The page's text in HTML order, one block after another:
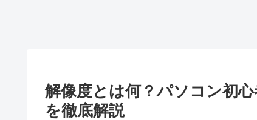
解像度とは何？パソコン初
を徹底解説